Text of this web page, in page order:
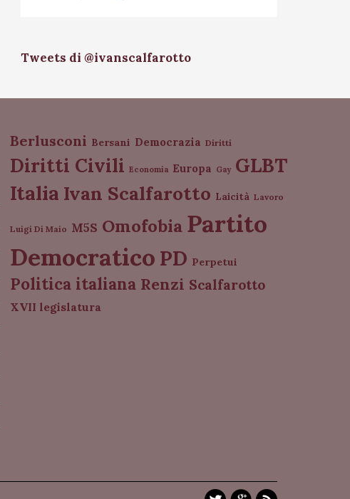
Tweets di @ivanscalfarotto
Berlusconi Bersani Democrazia Diritti
Diritti Civili Economia Europa Gay GLBT
Italia Ivan Scalfarotto Laicità Lavoro
Luigi Di Maio M5S Omofobia Partito
Democratico PD Perpetui
Politica italiana Renzi Scalfarotto
XVII legislatura